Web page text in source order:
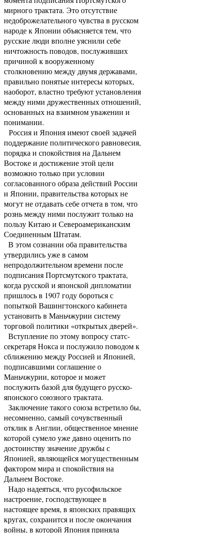
мирного трактата. Это отсутствие
недоброжелательного чувства в русском
народе к Японии объясняется тем, что
русские люди вполне уяснили себе
ничтожность поводов, послуживших
причиной к вооруженному
столкновению между двумя державами,
правильно понятые интересы которых,
наоборот, властно требуют установления
между ними дружественных отношений,
основанных на взаимном уважении и
понимании.
Россия и Япония имеют своей задачей
поддержание политического равновесия,
порядка и спокойствия на Дальнем
Востоке и достижение этой цели
возможно только при условии
согласованного образа действий России
и Японии, правительства которых не
могут не отдавать себе отчета в том, что
рознь между ними послужит только на
пользу Китаю и Североамериканским
Соединенным Штатам.
В этом сознании оба правительства
утвердились уже в самом
непродолжительном времени после
подписания Портсмутского трактата,
когда русской и японской дипломатии
пришлось в 1907 году бороться с
попыткой Вашингтонского кабинета
установить в Маньчжурии систему
торговой политики «открытых дверей».
Вступление по этому вопросу статс-
секретаря Нокса и послужило поводом к
сближению между Россией и Японией,
подписавшими соглашение о
Маньчжурии, которое и может
послужить базой для будущего русско-
японского союзного трактата.
Заключение такого союза встретило бы,
несомненно, самый сочувственный
отклик в Англии, общественное мнение
которой сумело уже давно оценить по
достоинству значение дружбы с
Японией, являющейся могущественным
фактором мира и спокойствия на
Дальнем Востоке.
Надо надеяться, что русофильское
настроение, господствующее в
настоящее время, в японских правящих
кругах, сохранится и после окончания
войны, в которой Япония приняла